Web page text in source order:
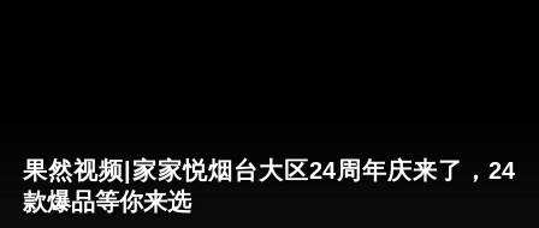
果然视频|家家悦烟台大区24周年庆来了，24
款爆品等你来选